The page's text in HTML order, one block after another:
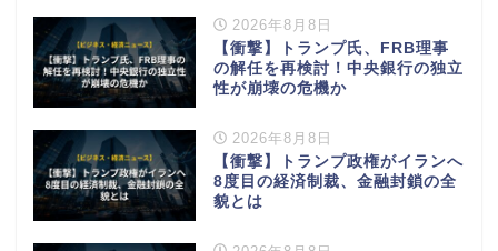
2026年8月8日
【衝撃】トランプ氏、FRB理事
の解任を再検討！中央銀行の独立
性が崩壊の危機か
2026年8月8日
【衝撃】トランプ政権がイランへ
8度目の経済制裁、金融封鎖の全
貌とは